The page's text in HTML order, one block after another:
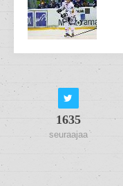
1635
seuraajaa